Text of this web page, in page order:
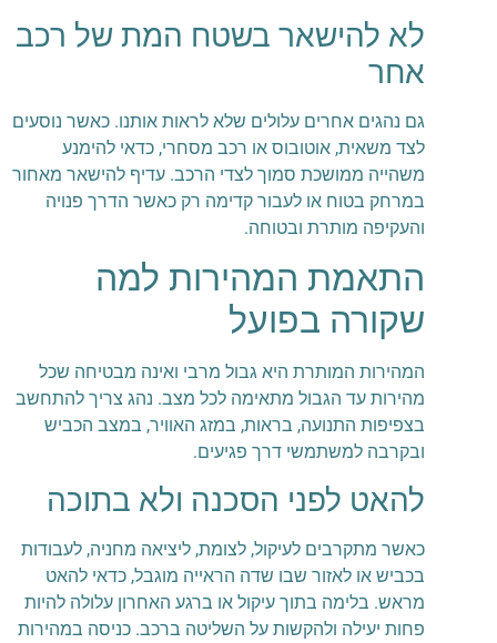
לא להישאר בשטח המת של רכב
אחר
גם נהגים אחרים עלולים שלא לראות אותנו. כאשר נוסעים
לצד משאית, אוטובוס או רכב מסחרי, כדאי להימנע
משהייה ממושכת סמוך לצדי הרכב. עדיף להישאר מאחור
במרחק בטוח או לעבור קדימה רק כאשר הדרך פנויה
והעקיפה מותרת ובטוחה.
התאמת המהירות למה
שקורה בפועל
המהירות המותרת היא גבול מרבי ואינה מבטיחה שכל
מהירות עד הגבול מתאימה לכל מצב. נהג צריך להתחשב
בצפיפות התנועה, בראות, במזג האוויר, במצב הכביש
ובקרבה למשתמשי דרך פגיעים.
להאט לפני הסכנה ולא בתוכה
כאשר מתקרבים לעיקול, לצומת, ליציאה מחניה, לעבודות
בכביש או לאזור שבו שדה הראייה מוגבל, כדאי להאט
מראש. בלימה בתוך עיקול או ברגע האחרון עלולה להיות
פחות יעילה ולהקשות על השליטה ברכב. כניסה במהירות